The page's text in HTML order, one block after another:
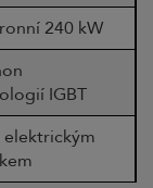
240 kW
IGBT
elektrickým